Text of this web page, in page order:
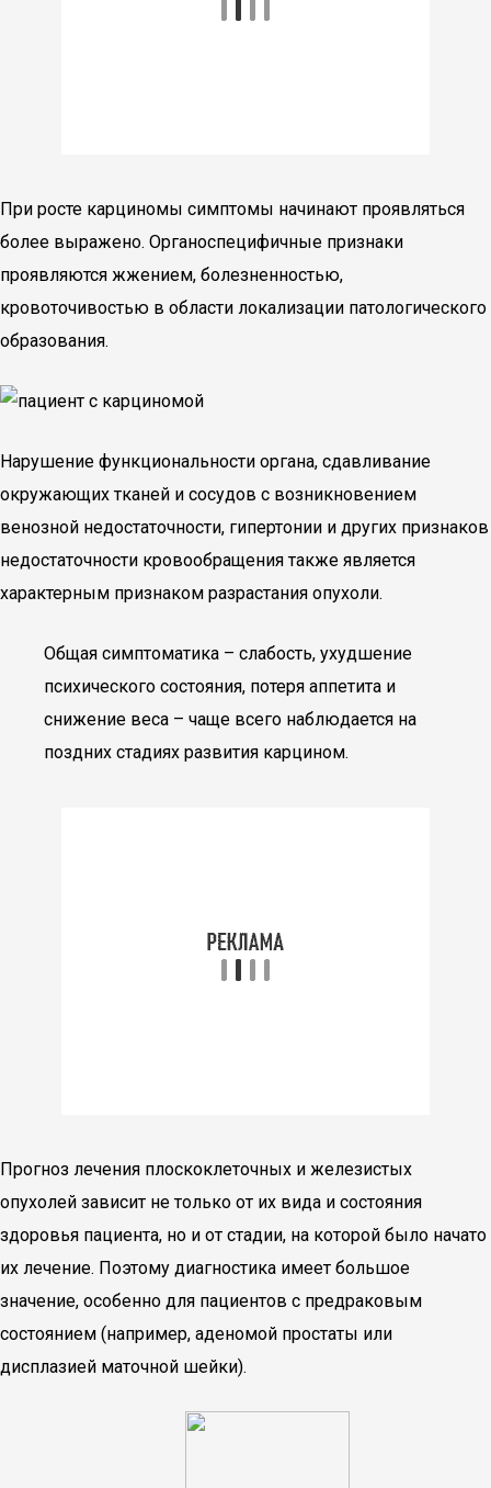
При росте карциномы симптомы начинают проявляться
более выражено. Органоспецифичные признаки
проявляются жжением, болезненностью,
кровоточивостью в области локализации патологического
образования.
Нарушение функциональности органа, сдавливание
окружающих тканей и сосудов с возникновением
венозной недостаточности, гипертонии и других признаков
недостаточности кровообращения также является
характерным признаком разрастания опухоли.
Общая симптоматика – слабость, ухудшение
психического состояния, потеря аппетита и
снижение веса – чаще всего наблюдается на
поздних стадиях развития карцином.
Прогноз лечения плоскоклеточных и железистых
опухолей зависит не только от их вида и состояния
здоровья пациента, но и от стадии, на которой было начато
их лечение. Поэтому диагностика имеет большое
значение, особенно для пациентов с предраковым
состоянием (например, аденомой простаты или
дисплазией маточной шейки).